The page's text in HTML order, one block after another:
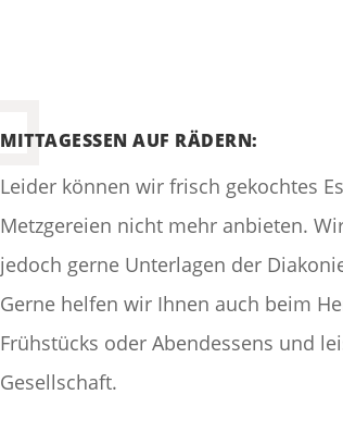
MITTAGESSEN AUF RÄDERN:
Leider können wir frisch gekochtes
Metzgereien nicht mehr anbieten.
jedoch gerne Unterlagen der
Gerne helfen wir Ihnen auch beim
Frühstücks oder Abendessens und
Gesellschaft.